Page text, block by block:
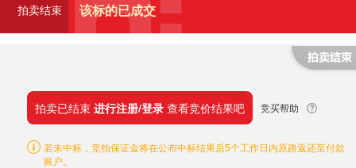
拍卖结束 该标的已成交
拍卖已结束 进行注册/登录 查看竞价结果吧 竞买帮助
若未中标，竞拍保证金将在公布中标结果后5个工作日内原路返还至付款
账户。